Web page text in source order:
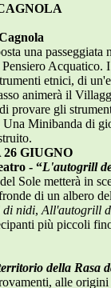
una
etnici, di
animerà il
provare gli
Minibanda di
GIUGNO
- “L'autogrill
Sole metterà in
di un albero
di nidi, All'autogrill
più piccoli
della Rasa
alle